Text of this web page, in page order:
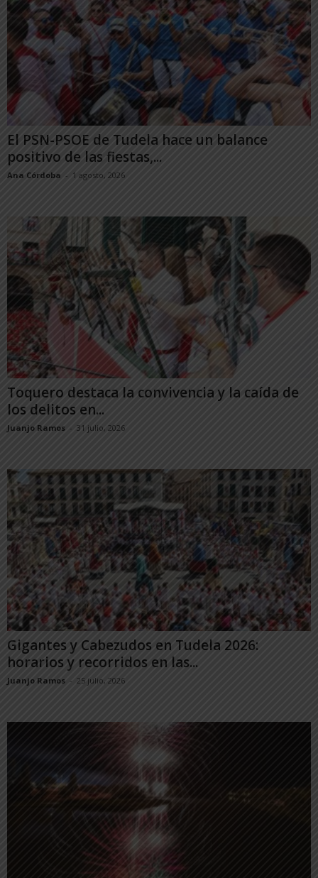
El PSN-PSOE de Tudela hace un balance
positivo de las fiestas,...
Ana Córdoba - 1 agosto, 2026
Toquero destaca la convivencia y la caída de
los delitos en...
Juanjo Ramos - 31 julio, 2026
Gigantes y Cabezudos en Tudela 2026:
horarios y recorridos en las...
Juanjo Ramos - 25 julio, 2026